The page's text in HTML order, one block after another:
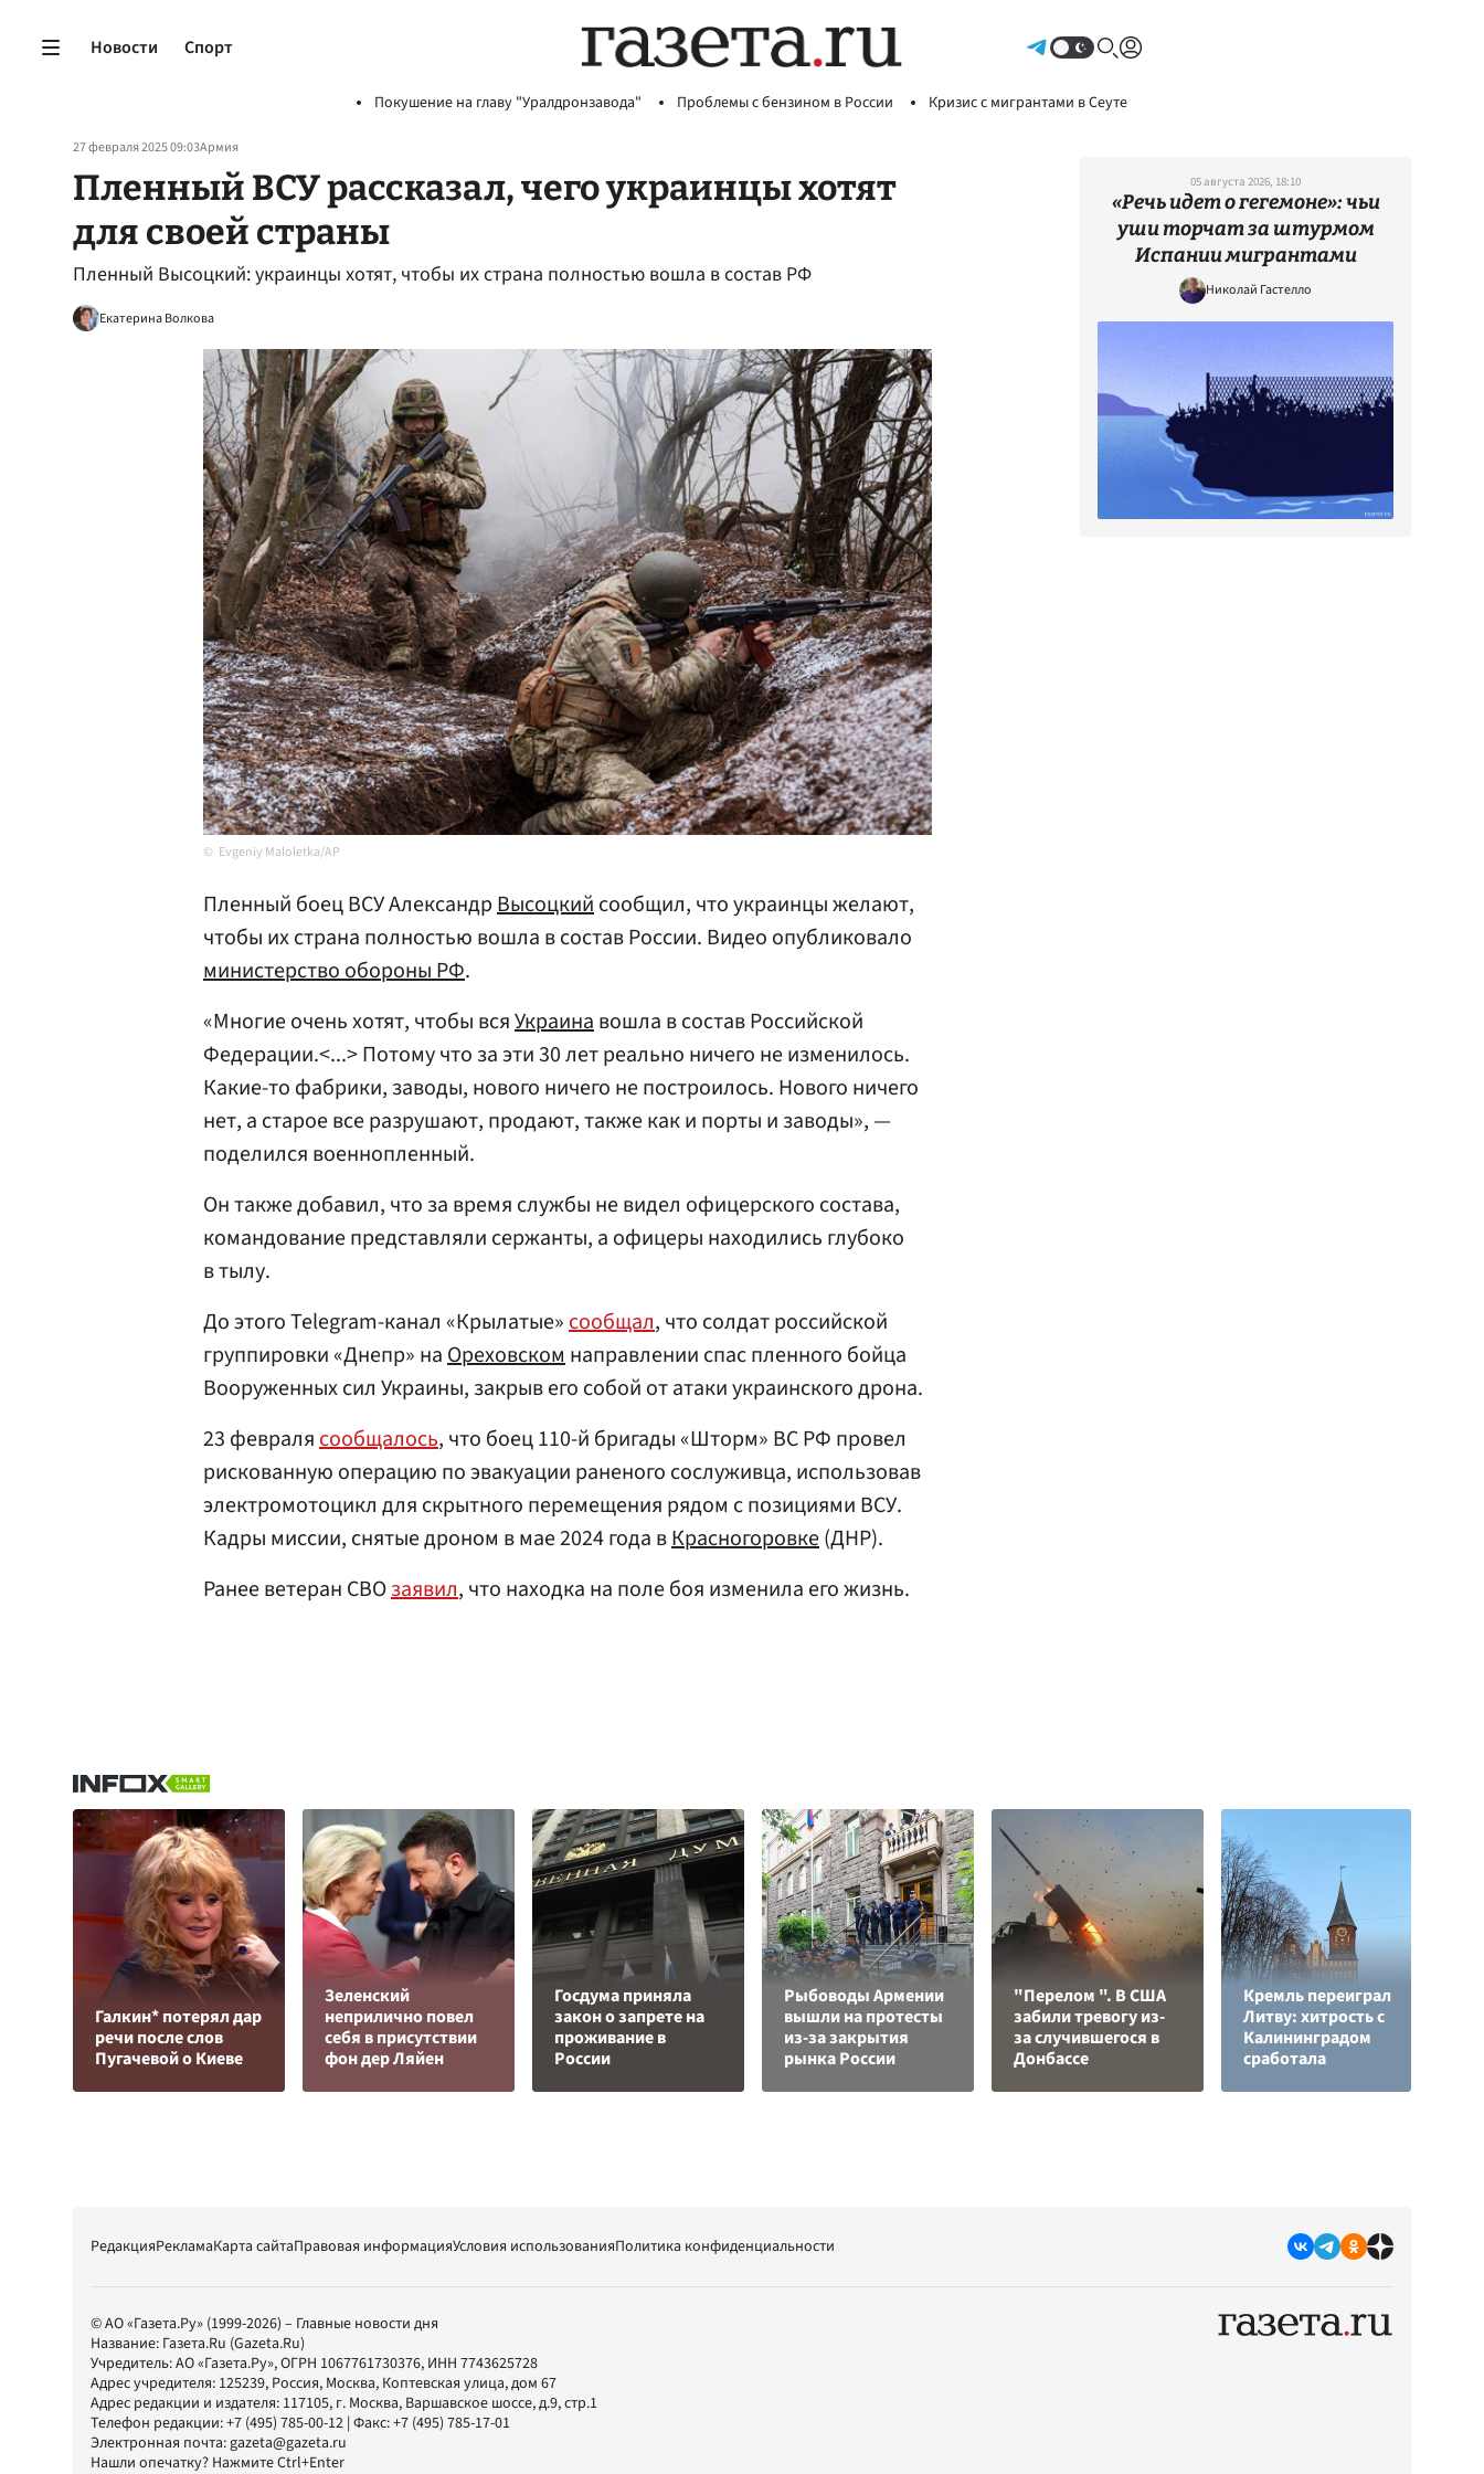
Новости Спорт
Покушение на главу "Уралдронзавода" Проблемы с бензином в России Кризис с мигрантами в Сеуте
27 февраля 2025 09:03Армия
Пленный ВСУ рассказал, чего украинцы хотят
для своей страны
Пленный Высоцкий: украинцы хотят, чтобы их страна полностью вошла в состав РФ
Екатерина Волкова
Evgeniy Maloletka/AP
Пленный боец ВСУ АлександрВысоцкийсообщил, что украинцы желают,
чтобы их страна полностью вошла в состав России. Видео опубликовало
министерство обороныРФ.
«Многие очень хотят, чтобы всяУкраинавошла в состав Российской
Федерации.<...> Потому что за эти 30 лет реально ничего не изменилось.
Какие-то фабрики, заводы, нового ничего не построилось. Нового ничего
нет, а старое все разрушают, продают, также как и порты и заводы», —
поделился военнопленный.
Он также добавил, что за время службы не видел офицерского состава,
командование представляли сержанты, а офицеры находились глубоко
в тылу.
До этого Telegram-канал «Крылатые»сообщал, что солдат российской
группировки «Днепр» наОреховскомнаправлении спас пленного бойца
Вооруженных сил Украины, закрыв его собой от атаки украинского дрона.
23 февралясообщалось, что боец 110-й бригады «Шторм» ВС РФ провел
рискованную операцию по эвакуации раненого сослуживца, использовав
электромотоцикл для скрытного перемещения рядом с позициями ВСУ.
Кадры миссии, снятые дроном в мае 2024 года вКрасногоровке(ДНР).
Ранее ветеран СВОзаявил, что находка на поле боя изменила его жизнь.
05 августа 2026, 18:10
«Речь идет о гегемоне»: чьи
уши торчат за штурмом
Испании мигрантами
Николай Гастелло
Галкин* потерял дар
речи после слов
Пугачевой о Киеве
Зеленский
неприлично повел
cебя в присутствии
фон дер Ляйен
Госдума приняла
закон о запрете на
проживание в
России
Рыбоводы Армении
вышли на протесты
из-за закрытия
рынка России
"Перелом ". В США
забили тревогу из-
за случившегося в
Донбассе
Кремль переиграл
Литву: хитрость с
Калининградом
сработала
РедакцияРекламаКарта сайтаПравовая информацияУсловия использованияПолитика конфиденциальности
© АО «Газета.Ру» (1999-2026) – Главные новости дня
Название: Газета.Ru (Gazeta.Ru)
Учредитель:АО «Газета.Ру», ОГРН 1067761730376, ИНН 7743625728
Адрес учредителя: 125239, Россия, Москва, Коптевская улица, дом 67
Адрес редакции и издателя: 117105, г. Москва, Варшавское шоссе, д.9, стр.1
Телефон редакции:+7 (495) 785-00-12 | Факс:+7 (495) 785-17-01
Электронная почта:gazeta@gazeta.ru
Нашли опечатку? Нажмите Ctrl+Enter